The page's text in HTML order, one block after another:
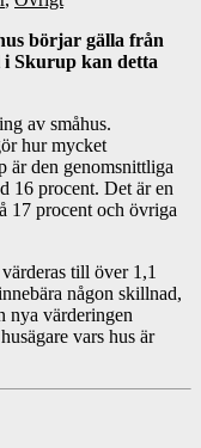
börjar gälla från
i Skurup kan detta
av småhus.
hur mycket
är den genomsnittliga
16 procent. Det är en
17 procent och övriga
till över 1,1
någon skillnad,
nya värderingen
vars hus är